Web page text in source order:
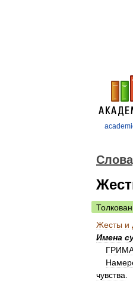
Жесты и
Имена
ГРИМ
чувства